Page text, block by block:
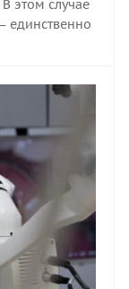
этом случае
единственно